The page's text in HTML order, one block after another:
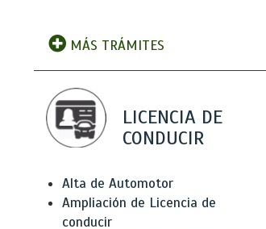
MÁS TRÁMITES
LICENCIA DE
CONDUCIR
Alta de Automotor
Ampliación de Licencia de
conducir